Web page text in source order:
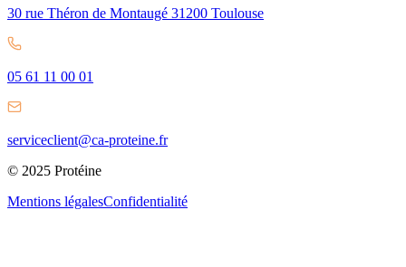
30 rue Théron de Montaugé 31200 Toulouse
05 61 11 00 01
serviceclient@ca-proteine.fr
© 2025 Protéine
Mentions légalesConfidentialité